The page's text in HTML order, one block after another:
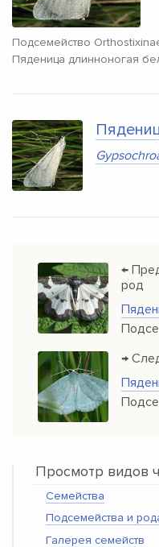
Подсемейство
Пяденица длинноногая
←
род
→
Просмотр видов
Семейства
Подсемейства и
Галерея семейств